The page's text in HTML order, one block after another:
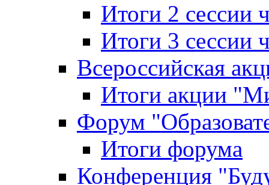
Итоги 2 сессии
Итоги 3 сессии
Всероссийская
Итоги акции
Форум
Итоги форума
Конференция